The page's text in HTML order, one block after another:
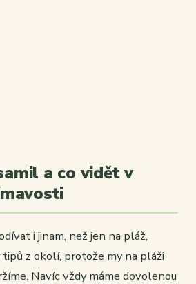
a co vidět v
i jinam, než jen na pláž,
tipů z okolí, protože my na pláži
Navíc vždy máme dovolenou